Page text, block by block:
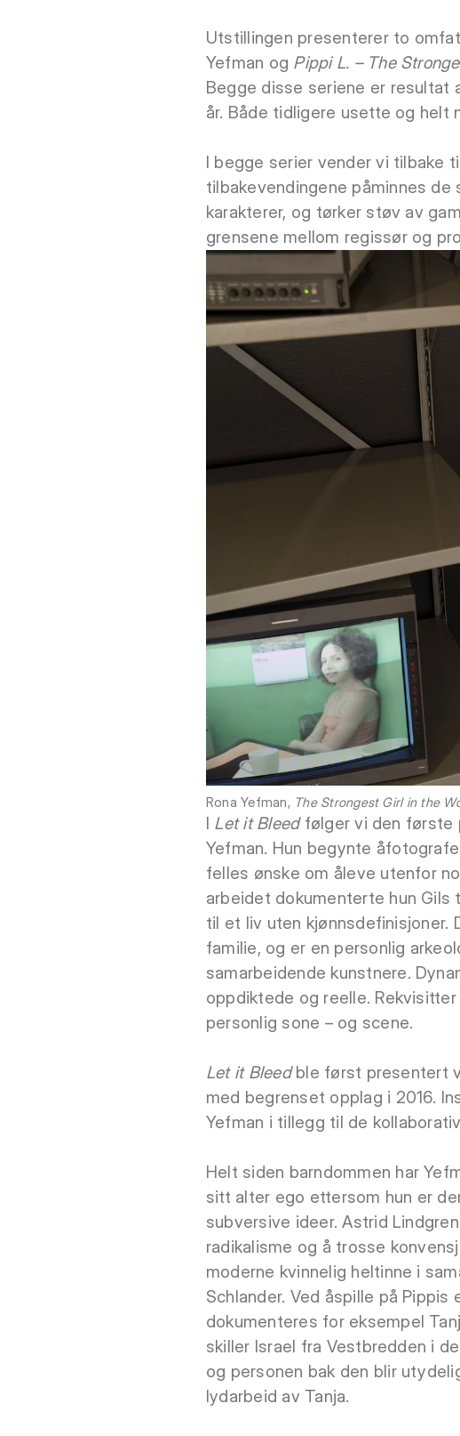
Utstillingen presenterer to
Yefman og Pippi L. – The
Begge disse seriene er resultat
år. Både tidligere usette og helt
I begge serier vender vi tilbake
tilbakevendingene påminnes
karakterer, og tørker støv av
grensene mellom regissør og
Rona Yefman, The Strongest Girl in the
I Let it Bleed følger vi den første
Yefman. Hun begynte
felles ønske om åleve utenfor
arbeidet dokumenterte hun Gils
til et liv uten
familie, og er en personlig
samarbeidende kunstnere.
oppdiktede og reelle.
personlig sone – og scene.
Let it Bleedble først presentert
med begrenset opplag i 2016.
Yefman i tillegg til de
Helt siden barndommen har
sitt alter ego ettersom hun er
subversive ideer. Astrid
radikalisme og å trosse
moderne kvinnelig heltinne i
Schlander. Ved åspille på
dokumenteres for eksempel
skiller Israel fra Vestbredden i
og personen bak den blir
lydarbeid av Tanja.